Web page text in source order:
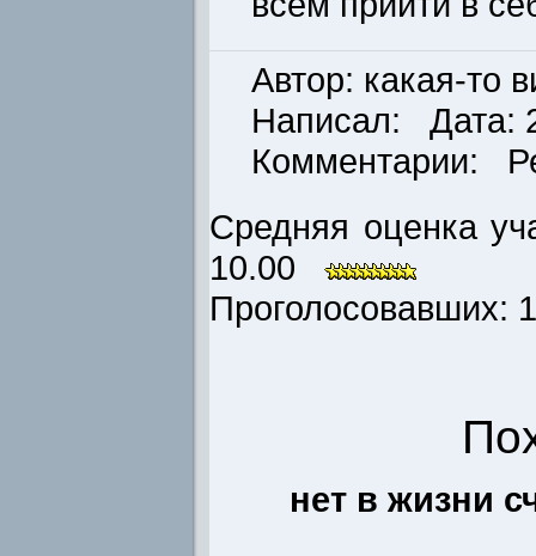
Автор: какая-то
Написал: Дата:
Комментарии:
Средняя оценка
10.00
Проголосовавших:
нет в жизни